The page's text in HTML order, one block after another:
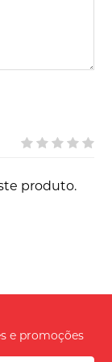
produto.
e promoções